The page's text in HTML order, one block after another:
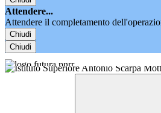
Attendere...
Attendere il completamento
Chiudi
Chiudi